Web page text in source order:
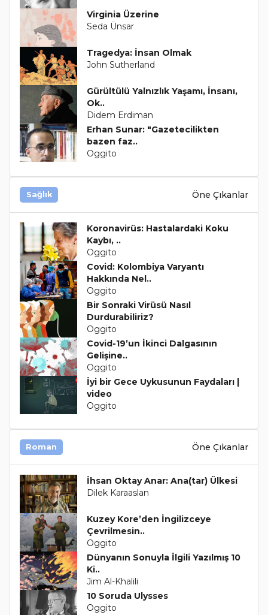
Virginia Üzerine
Seda Ünsar
Tragedya: İnsan Olmak
John Sutherland
Gürültülü Yalnızlık Yaşamı, İnsanı,
Ok..
Didem Erdiman
Erhan Sunar: "Gazetecilikten
bazen faz..
Oggito
Sağlık Öne Çıkanlar
Koronavirüs: Hastalardaki Koku
Kaybı, ..
Oggito
Covid: Kolombiya Varyantı
Hakkında Nel..
Oggito
Bir Sonraki Virüsü Nasıl
Durdurabiliriz?
Oggito
Covid-19’un İkinci Dalgasının
Gelişine..
Oggito
İyi bir Gece Uykusunun Faydaları |
video
Oggito
Roman Öne Çıkanlar
İhsan Oktay Anar: Ana(tar) Ülkesi
Dilek Karaaslan
Kuzey Kore’den İngilizceye
Çevrilmesin..
Oggito
Dünyanın Sonuyla İlgili Yazılmış 10
Ki..
Jim Al-Khalili
10 Soruda Ulysses
Oggito